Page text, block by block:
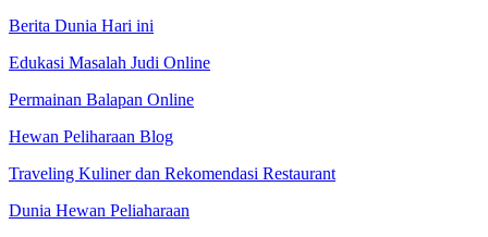
Berita Dunia Hari ini
Edukasi Masalah Judi Online
Permainan Balapan Online
Hewan Peliharaan Blog
Traveling Kuliner dan Rekomendasi Restaurant
Dunia Hewan Peliaharaan